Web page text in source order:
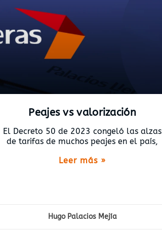
Peajes vs valorización
El Decreto 50 de 2023 congeló las alzas
de tarifas de muchos peajes en el país,
Leer más »
Hugo Palacios Mejía